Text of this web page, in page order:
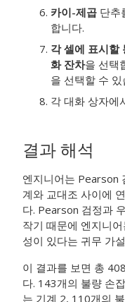
카이-제곱 단추
합니다.
각 셀에 표시할
화 잔차을 선택
을 선택할 수 있
각 대화 상자에
결과 해석
엔지니어는 Pearson
계와 교대조 사이에
다. Pearson 검정과
작기 때문에 엔지니
성이 있다는 귀무 가
이 결과를 보면 총
다. 143개의 불량 손
는 기계 2, 110개의